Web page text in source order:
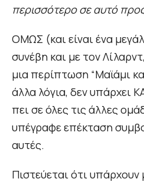
περισσότερο σε αυτό
ΟΜΩΣ (και είναι ένα
συνέβη και με τον
μια περίπτωση “Μαϊάμι
άλλα λόγια, δεν υπάρχει
πει σε όλες τις άλλες
υπέγραφε επέκταση
αυτές.
Πιστεύεται ότι υπάρχουν